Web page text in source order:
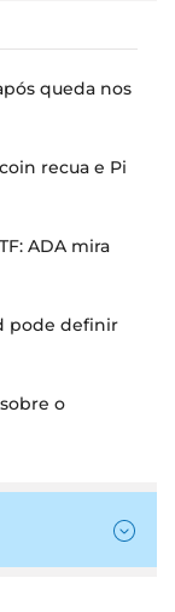
queda nos
recua e Pi
ADA mira
pode definir
o